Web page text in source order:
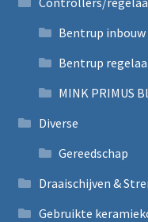
Bentrup
Bentrup
MINK PRIMUS
Diverse
Gereedschap
Draaischijven &
Gebruikte